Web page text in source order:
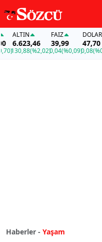
ALTIN
6.623,46
130,88(%2,02)
FAİZ
39,99
0,04(%0,09)
DOLAR
47,70
0,08
Haberler - Yaşam